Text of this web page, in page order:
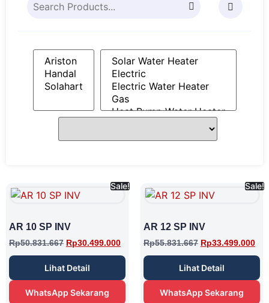
Sale!
AR 10 SP INV
Rp50.831.667 Rp30.499.000
Lihat Detail
WhatsApp Sekarang
Sale!
AR 12 SP INV
Rp55.831.667 Rp33.499.000
Lihat Detail
WhatsApp Sekarang